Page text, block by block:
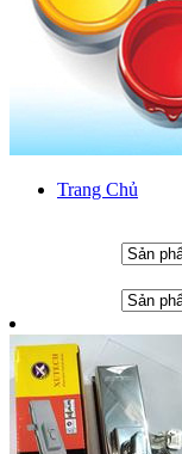
Trang Chủ